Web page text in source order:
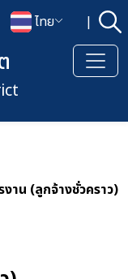
ว็บไซต์
เปลี่ยนภาษา
ไทย | ค้
งค้นหาข้อมูลหลักของเ
าน (ลูกจ้างชั่วคราว)